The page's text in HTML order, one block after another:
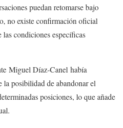
puedan retomarse bajo
no existe confirmación oficial
condiciones específicas
Miguel Díaz-Canel había
la posibilidad de abandonar el
posiciones, lo que añade